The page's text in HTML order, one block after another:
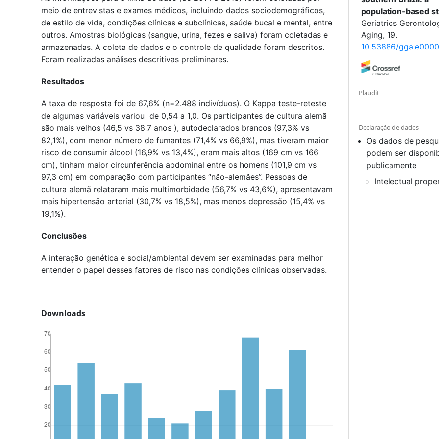
meio de entrevistas e exames médicos, incluindo dados sociodemográficos,
de estilo de vida, condições clínicas e subclínicas, saúde bucal e mental, entre
outros. Amostras biológicas (sangue, urina, fezes e saliva) foram coletadas e
armazenadas. A coleta de dados e o controle de qualidade foram descritos.
Foram realizadas análises descritivas preliminares.
Resultados
A taxa de resposta foi de 67,6% (n=2.488 indivíduos). O Kappa teste-reteste
de algumas variáveis variou de 0,54 a 1,0. Os participantes de cultura alemã
são mais velhos (46,5 vs 38,7 anos ), autodeclarados brancos (97,3% vs
82,1%), com menor número de fumantes (71,4% vs 66,9%), mas tiveram maior
risco de consumir álcool (16,9% vs 13,4%), eram mais altos (169 cm vs 166
cm), tinham maior circunferência abdominal entre os homens (101,9 cm vs
97,3 cm) em comparação com participantes “não-alemães”. Pessoas de
cultura alemã relataram mais multimorbidade (56,7% vs 43,6%), apresentavam
mais hipertensão arterial (30,7% vs 18,5%), mas menos depressão (15,4% vs
19,1%).
Conclusões
A interação genética e social/ambiental devem ser examinadas para melhor
entender o papel desses fatores de risco nas condições clínicas observadas.
Downloads
population-based
Geriatrics
Aging, 19.
10.53886/
Valente , Lívia
, Clóvis Arlindo de
(2026)
PADRÕES DE
ÁLCOOL ENTRE
BRASILEIROS E
Arquivos
Plaudit
Declaração de dados
Os dados de
podem ser
publicamente
Intelectual